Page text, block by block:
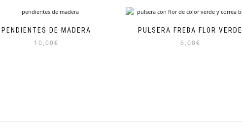
PENDIENTES DE MADERA
10,00€
PULSERA FREBA FLOR VERDE
6,00€